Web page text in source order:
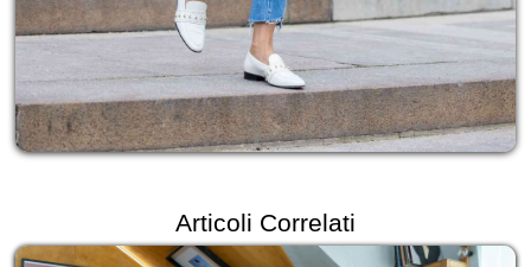
Articoli Correlati